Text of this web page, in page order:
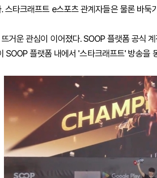
스타크래프트 e스포츠 관계자들은 물론 바
거운 관심이 이어졌다. SOOP 플랫폼 공식
SOOP 플랫폼 내에서 '스타크래프트' 방송을